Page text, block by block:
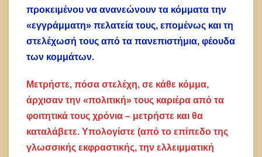
προκειμένου να ανανεώνουν τα κόμματα την
«εγγράμματη» πελατεία τους, επομένως και τη
στελέχωσή τους από τα πανεπιστήμια, φέουδα
των κομμάτων.
Μετρήστε, πόσα στελέχη, σε κάθε κόμμα,
άρχισαν την «πολιτική» τους καριέρα από τα
φοιτητικά τους χρόνια – μετρήστε και θα
καταλάβετε. Υπολογίστε (από το επίπεδο της
γλωσσικής εκφραστικής, την ελλειμματική